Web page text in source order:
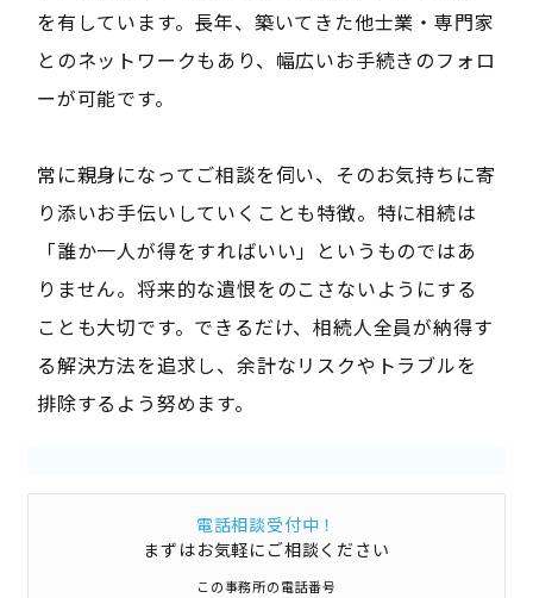
を有しています。長年、築いてきた他士業・専門家
とのネットワークもあり、幅広いお手続きのフォロ
ーが可能です。
常に親身になってご相談を伺い、そのお気持ちに寄
り添いお手伝いしていくことも特徴。特に相続は
「誰か一人が得をすればいい」というものではあ
りません。将来的な遺恨をのこさないようにする
ことも大切です。できるだけ、相続人全員が納得す
る解決方法を追求し、余計なリスクやトラブルを
排除するよう努めます。
電話相談受付中！
まずはお気軽にご相談ください
この事務所の電話番号